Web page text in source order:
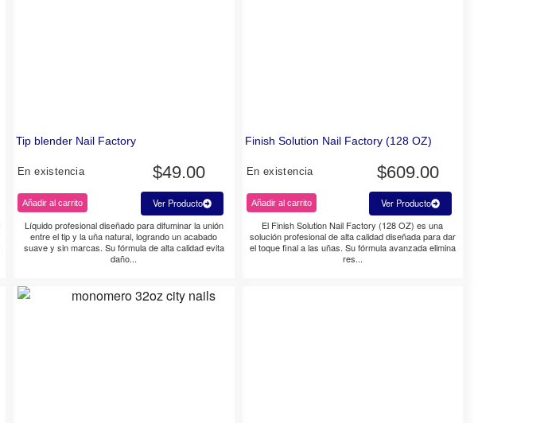
Tip blender Nail Factory
En existencia $49.00
Añadir al carrito
Ver Producto
Líquido profesional diseñado para difuminar la unión
entre el tip y la uña natural, logrando un acabado
suave y sin marcas. Su fórmula de alta calidad evita
daño...
Finish Solution Nail Factory (128 OZ)
En existencia $609.00
Añadir al carrito
Ver Producto
El Finish Solution Nail Factory (128 OZ) es una
solución profesional de alta calidad diseñada para dar
el toque final a las uñas. Su fórmula avanzada elimina
res...